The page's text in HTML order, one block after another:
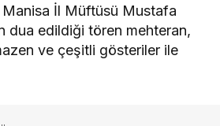
İl Müftüsü Mustafa
dua edildiği tören mehteran,
ve çeşitli gösteriler ile